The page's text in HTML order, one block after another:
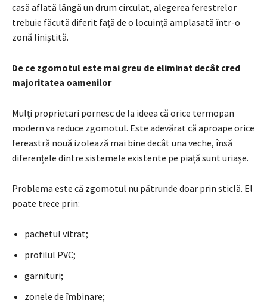
casă aflată lângă un drum circulat, alegerea ferestrelor
trebuie făcută diferit față de o locuință amplasată într-o
zonă liniștită.
De ce zgomotul este mai greu de eliminat decât cred
majoritatea oamenilor
Mulți proprietari pornesc de la ideea că orice termopan
modern va reduce zgomotul. Este adevărat că aproape orice
fereastră nouă izolează mai bine decât una veche, însă
diferențele dintre sistemele existente pe piață sunt uriașe.
Problema este că zgomotul nu pătrunde doar prin sticlă. El
poate trece prin:
pachetul vitrat;
profilul PVC;
garnituri;
zonele de îmbinare;